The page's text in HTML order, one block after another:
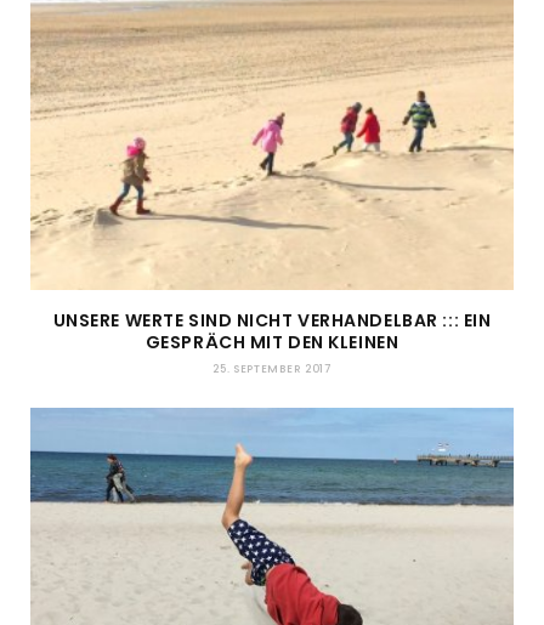
UNSERE WERTE SIND NICHT VERHANDELBAR ::: EIN
GESPRÄCH MIT DEN KLEINEN
25. SEPTEMBER 2017